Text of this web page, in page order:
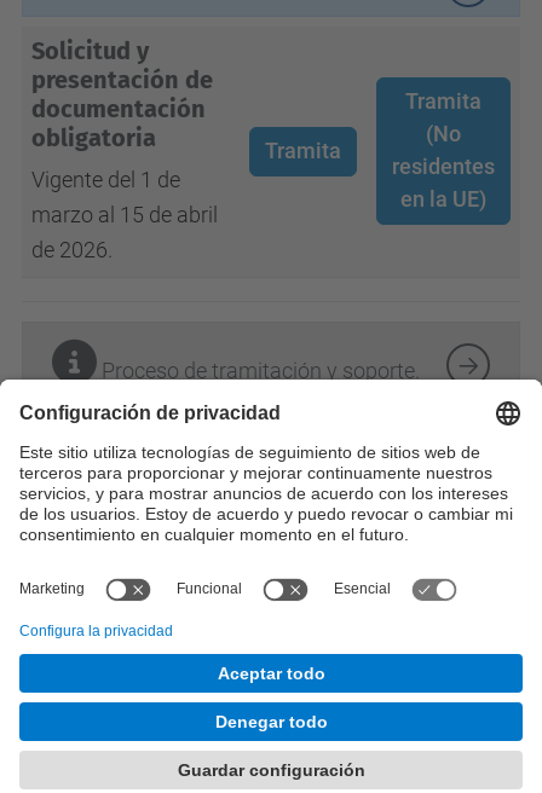
Solicitud y
presentación de
documentación
obligatoria
Vigente del 1 de
marzo al 15 de abril
de 2026.
Tramita
Tramita
(No
residentes
en la UE)
Proceso de tramitación y soporte.
Sistemas identificación y firma
electrónica.
Desarrollado con